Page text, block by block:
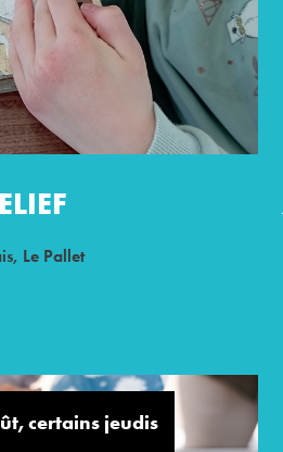
Le Pallet
certains jeudis